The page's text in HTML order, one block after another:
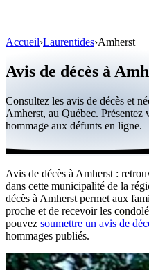
Personnalités publiques
Québec
Canada
International
Par région
Par ville
Maisons funéraires
Éternea
Accueil›Laurentides›Amherst
Avis de décès à
Consultez les avis de décès et
Amherst, au Québec. Présentez
hommage aux défunts en ligne.
Avis de décès à Amherst :
dans cette municipalité de la
décès à Amherst permet aux
proche et de recevoir les
pouvez soumettre un avis de
hommages publiés.